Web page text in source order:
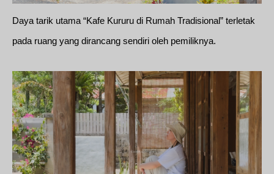
Daya tarik utama “Kafe Kururu di Rumah Tradisional” terletak
pada ruang yang dirancang sendiri oleh pemiliknya.